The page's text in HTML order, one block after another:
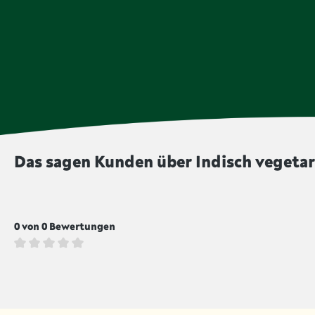
Das sagen Kunden über Indisch
0 von 0 Bewertungen